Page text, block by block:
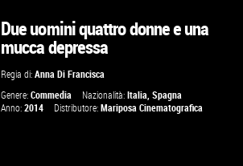
Due uomini quattro donne e una
mucca depressa
Regia di:Anna Di Francisca
Genere:Commedia Nazionalità:Italia ,Spagna
Anno:2014 Distributore:Mariposa Cinematografica